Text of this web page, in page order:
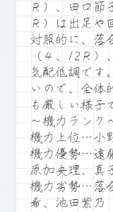
Ｒ）、田口節
Ｒ）は出足や
対照的に、落
（４、12Ｒ
気配低調です
いので、全体
も厳しい様子
～機力ランク
機力上位…小
機力優勢…遠
原加央理、真
機力劣勢…落
希、池田紫乃